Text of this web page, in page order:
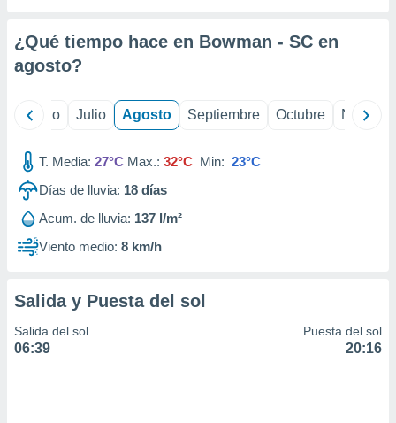
e
mediante
publicidad
publicidad
de
1199
¿Qué tiempo hace en Bowman - SC en
agosto?
Junio Julio Agosto Septiembre Octubre
T. Media: 27°C Max.: 32°C Min: 23°C
Días de lluvia: 18 días
Acum. de lluvia: 137 l/m²
Viento medio: 8 km/h
Salida y Puesta del sol
Salida del sol
06:39
Puesta del sol
20:16